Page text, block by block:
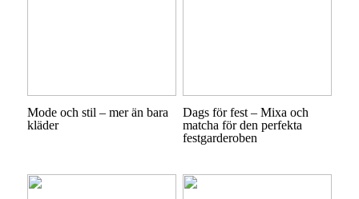
Mode och stil – mer än bara
kläder
Dags för fest – Mixa och
matcha för den perfekta
festgarderoben